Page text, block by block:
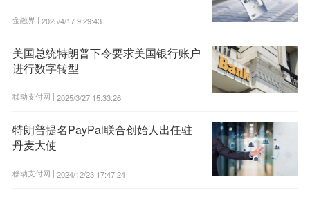
金融界 | 2025/4/17 9:29:43
美国总统特朗普下令要求美国银行账户
进行数字转型
移动支付网 | 2025/3/27 15:33:26
特朗普提名PayPal联合创始人出任驻
丹麦大使
移动支付网 | 2024/12/23 17:47:24